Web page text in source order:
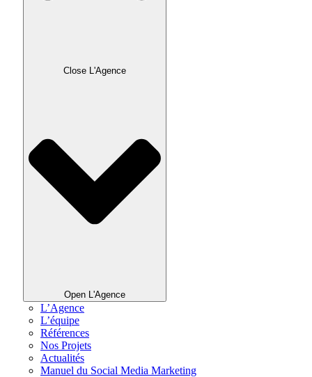
Close L'Agence
Open L'Agence
L’Agence
L’équipe
Références
Nos Projets
Actualités
Manuel du Social Media Marketing